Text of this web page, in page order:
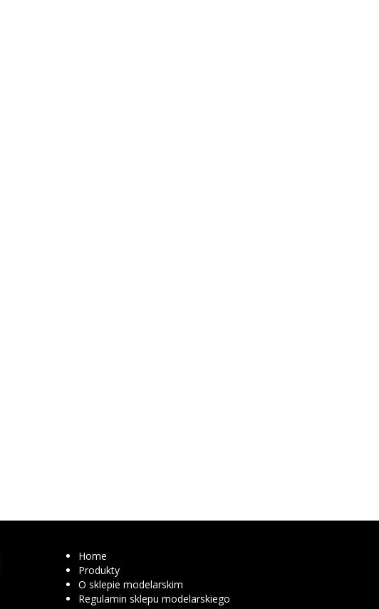
Home
Produkty
O sklepie modelarskim
Regulamin sklepu modelarskiego